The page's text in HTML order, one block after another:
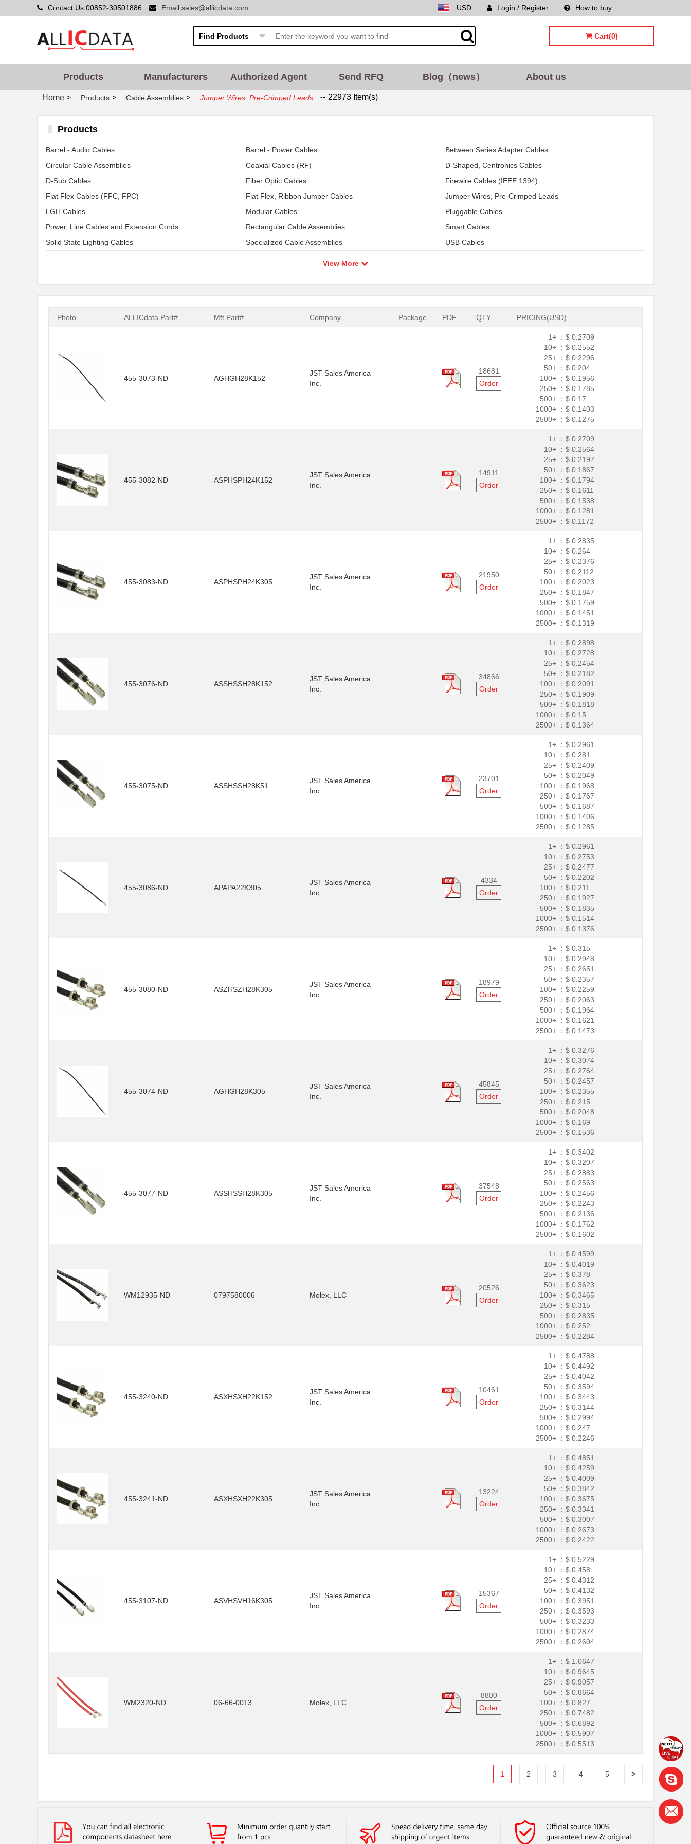
Contact Us:00852-30501886 Email:sales@allicdata.com How to buy
Login / Register
USD
Cart(0)
Products Manufacturers Authorized Agent Send RFQ Blog（news） About us
Home > Products > Cable Assemblies > Jumper Wires, Pre-Crimped Leads -- 22973 Item(s)
Products
Barrel - Audio Cables Barrel - Power Cables
Between Series Adapter Cables
Circular Cable Assemblies
Coaxial Cables (RF)
D-Shaped, Centronics Cables
D-Sub Cables
Fiber Optic Cables
Firewire Cables (IEEE 1394)
Flat Flex Cables (FFC, FPC)
Flat Flex, Ribbon Jumper Cables
Jumper Wires, Pre-Crimped Leads
LGH Cables
Modular Cables
Pluggable Cables
Power, Line Cables and Extension Cords
Rectangular Cable Assemblies
Smart Cables
Solid State Lighting Cables
Specialized Cable Assemblies USB Cables
View More
Photo ALLICdata Part# Mft.Part# Company Package PDF QTY. PRICING(USD)
455-3073-ND AGHGH28K152
JST Sales America
Inc.
18681
Order
1+ ： $ 0.2709
10+ ： $ 0.2552
25+ ： $ 0.2296
50+ ： $ 0.204
100+ ： $ 0.1956
250+ ： $ 0.1785
500+ ： $ 0.17
1000+ ： $ 0.1403
2500+ ： $ 0.1275
455-3082-ND ASPHSPH24K152
JST Sales America
Inc.
14911
Order
1+ ： $ 0.2709
10+ ： $ 0.2564
25+ ： $ 0.2197
50+ ： $ 0.1867
100+ ： $ 0.1794
250+ ： $ 0.1611
500+ ： $ 0.1538
1000+ ： $ 0.1281
2500+ ： $ 0.1172
455-3083-ND ASPHSPH24K305
JST Sales America
Inc.
21950
Order
1+ ： $ 0.2835
10+ ： $ 0.264
25+ ： $ 0.2376
50+ ： $ 0.2112
100+ ： $ 0.2023
250+ ： $ 0.1847
500+ ： $ 0.1759
1000+ ： $ 0.1451
2500+ ： $ 0.1319
455-3076-ND ASSHSSH28K152
JST Sales America
Inc.
34866
Order
1+ ： $ 0.2898
10+ ： $ 0.2728
25+ ： $ 0.2454
50+ ： $ 0.2182
100+ ： $ 0.2091
250+ ： $ 0.1909
500+ ： $ 0.1818
1000+ ： $ 0.15
2500+ ： $ 0.1364
455-3075-ND ASSHSSH28K51
JST Sales America
Inc.
23701
Order
1+ ： $ 0.2961
10+ ： $ 0.281
25+ ： $ 0.2409
50+ ： $ 0.2049
100+ ： $ 0.1968
250+ ： $ 0.1767
500+ ： $ 0.1687
1000+ ： $ 0.1406
2500+ ： $ 0.1285
455-3086-ND APAPA22K305
JST Sales America
Inc.
4334
Order
1+ ： $ 0.2961
10+ ： $ 0.2753
25+ ： $ 0.2477
50+ ： $ 0.2202
100+ ： $ 0.211
250+ ： $ 0.1927
500+ ： $ 0.1835
1000+ ： $ 0.1514
2500+ ： $ 0.1376
455-3080-ND ASZHSZH28K305
JST Sales America
Inc.
18979
Order
1+ ： $ 0.315
10+ ： $ 0.2948
25+ ： $ 0.2651
50+ ： $ 0.2357
100+ ： $ 0.2259
250+ ： $ 0.2063
500+ ： $ 0.1964
1000+ ： $ 0.1621
2500+ ： $ 0.1473
455-3074-ND AGHGH28K305
JST Sales America
Inc.
45845
Order
1+ ： $ 0.3276
10+ ： $ 0.3074
25+ ： $ 0.2764
50+ ： $ 0.2457
100+ ： $ 0.2355
250+ ： $ 0.215
500+ ： $ 0.2048
1000+ ： $ 0.169
2500+ ： $ 0.1536
455-3077-ND ASSHSSH28K305
JST Sales America
Inc.
37548
Order
1+ ： $ 0.3402
10+ ： $ 0.3207
25+ ： $ 0.2883
50+ ： $ 0.2563
100+ ： $ 0.2456
250+ ： $ 0.2243
500+ ： $ 0.2136
1000+ ： $ 0.1762
2500+ ： $ 0.1602
WM12935-ND 0797580006 Molex, LLC
20526
Order
1+ ： $ 0.4599
10+ ： $ 0.4019
25+ ： $ 0.378
50+ ： $ 0.3623
100+ ： $ 0.3465
250+ ： $ 0.315
500+ ： $ 0.2835
1000+ ： $ 0.252
2500+ ： $ 0.2284
455-3240-ND ASXHSXH22K152
JST Sales America
Inc.
10461
Order
1+ ： $ 0.4788
10+ ： $ 0.4492
25+ ： $ 0.4042
50+ ： $ 0.3594
100+ ： $ 0.3443
250+ ： $ 0.3144
500+ ： $ 0.2994
1000+ ： $ 0.247
2500+ ： $ 0.2246
455-3241-ND ASXHSXH22K305
JST Sales America
Inc.
13224
Order
1+ ： $ 0.4851
10+ ： $ 0.4259
25+ ： $ 0.4009
50+ ： $ 0.3842
100+ ： $ 0.3675
250+ ： $ 0.3341
500+ ： $ 0.3007
1000+ ： $ 0.2673
2500+ ： $ 0.2422
455-3107-ND ASVHSVH16K305
JST Sales America
Inc.
15367
Order
1+ ： $ 0.5229
10+ ： $ 0.458
25+ ： $ 0.4312
50+ ： $ 0.4132
100+ ： $ 0.3951
250+ ： $ 0.3593
500+ ： $ 0.3233
1000+ ： $ 0.2874
2500+ ： $ 0.2604
WM2320-ND 06-66-0013 Molex, LLC
8800
Order
1+ ： $ 1.0647
10+ ： $ 0.9645
25+ ： $ 0.9057
50+ ： $ 0.8664
100+ ： $ 0.827
250+ ： $ 0.7482
500+ ： $ 0.6892
1000+ ： $ 0.5907
2500+ ： $ 0.5513
1 2 3 4 5 >